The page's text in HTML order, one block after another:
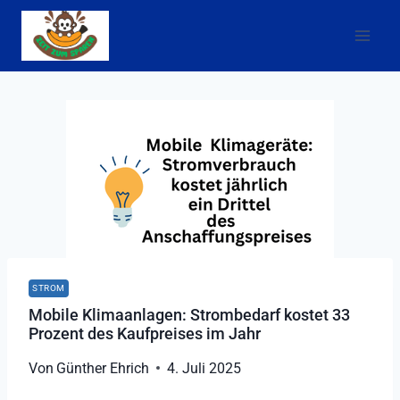
Zum
Inhalt
springen
STROM
Mobile Klimaanlagen: Strombedarf kostet 33
Prozent des Kaufpreises im Jahr
Von Günther Ehrich 4. Juli 2025